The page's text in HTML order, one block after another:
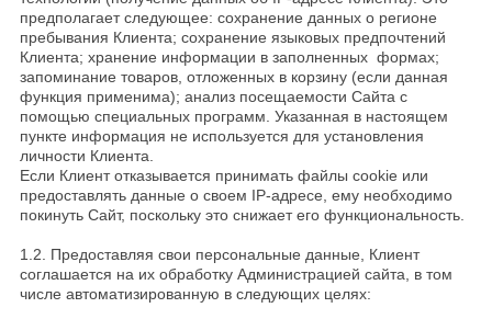
предполагает следующее: сохранение данных о регионе
пребывания Клиента; сохранение языковых предпочтений
Клиента; хранение информации в заполненных формах;
запоминание товаров, отложенных в корзину (если данная
функция применима); анализ посещаемости Сайта с
помощью специальных программ. Указанная в настоящем
пункте информация не используется для установления
личности Клиента.
Если Клиент отказывается принимать файлы cookie или
предоставлять данные о своем IP-адресе, ему необходимо
покинуть Сайт, поскольку это снижает его функциональность.
1.2. Предоставляя свои персональные данные, Клиент
соглашается на их обработку Администрацией сайта, в том
числе автоматизированную в следующих целях: